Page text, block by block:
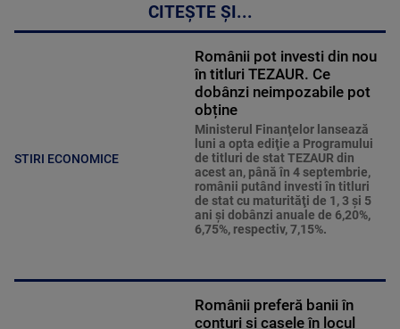
CITEȘTE ȘI...
STIRI ECONOMICE
Românii pot investi din nou
în titluri TEZAUR. Ce
dobânzi neimpozabile pot
obține
Ministerul Finanţelor lansează
luni a opta ediţie a Programului
de titluri de stat TEZAUR din
acest an, până în 4 septembrie,
românii putând investi în titluri
de stat cu maturităţi de 1, 3 şi 5
ani şi dobânzi anuale de 6,20%,
6,75%, respectiv, 7,15%.
Românii preferă banii în
conturi și casele în locul